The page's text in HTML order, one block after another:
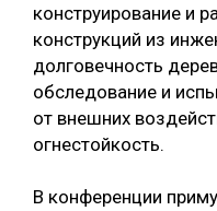
конструирование и
конструкций из
долговечность
обследование и
от внешних
огнестойкость.
В конференции